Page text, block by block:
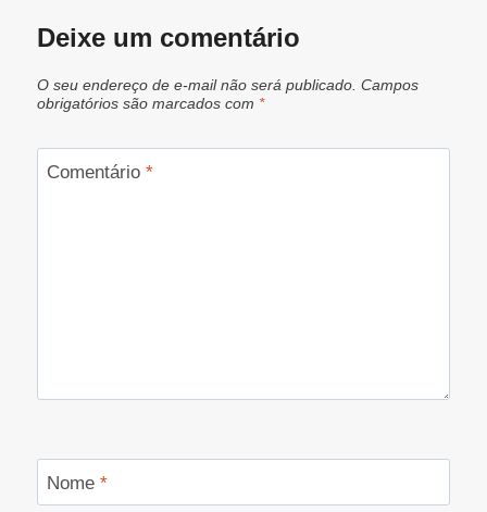
Deixe um comentário
O seu endereço de e-mail não será publicado. Campos
obrigatórios são marcados com *
Comentário *
Nome *